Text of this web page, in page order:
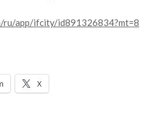
ru/app/ifcity/id891326834?mt=8
X